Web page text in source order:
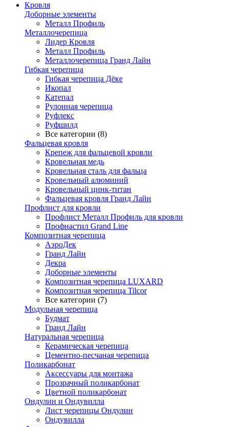
Кровля
Доборные элементы
Металл Профиль
Металлочерепица
Лидер Кровля
Металл Профиль
Металлочерепица Гранд Лайн
Гибкая черепица
Гибкая черепица Дёке
Икопал
Катепал
Рулонная черепица
Руфлекс
Руфшилд
Все категории (8)
Фальцевая кровля
Крепеж для фальцевой кровли
Кровельная медь
Кровельная сталь для фальца
Кровельный алюминий
Кровельный цинк-титан
Фальцевая кровля Гранд Лайн
Профлист для кровли
Профлист Металл Профиль для кровли
Профнастил Grand Line
Композитная черепица
АэроДек
Гранд Лайн
Декра
Доборные элементы
Композитная черепица LUXARD
Композитная черепица Tilcor
Все категории (7)
Модульная черепица
Будмат
Гранд Лайн
Натуральная черепица
Керамическая черепица
Цементно-песчаная черепица
Поликарбонат
Аксессуары для монтажа
Прозрачный поликарбонат
Цветной поликарбонат
Ондулин и Ондувилла
Лист черепицы Ондулин
Ондувилла